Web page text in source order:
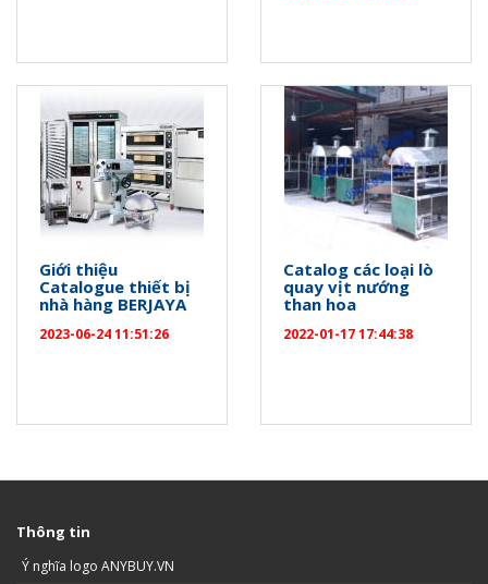
Giới thiệu
Catalogue thiết bị
nhà hàng BERJAYA
2023-06-24 11:51:26
Catalog các loại lò
quay vịt nướng
than hoa
2022-01-17 17:44:38
Thông tin
Ý nghĩa logo ANYBUY.VN